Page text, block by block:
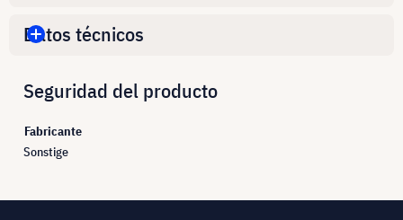
Datos técnicos
Seguridad del producto
Fabricante
Sonstige